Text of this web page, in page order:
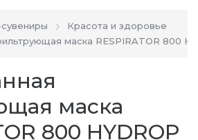
Красота и здоровье
маска RESPIRATOR 800
маска
800 HYDROP